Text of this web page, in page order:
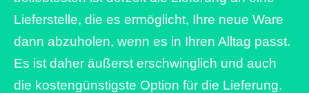
Lieferstelle, die es ermöglicht, Ihre neue Ware
dann abzuholen, wenn es in Ihren Alltag passt.
Es ist daher äußerst erschwinglich und auch
die kostengünstigste Option für die Lieferung.